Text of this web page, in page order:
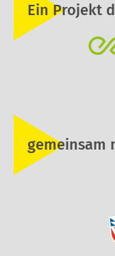
Ein Projekt
gemeinsam